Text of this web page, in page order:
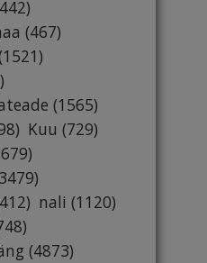
(467)
(1565)
Kuu (729)
nali (1120)
(4873)